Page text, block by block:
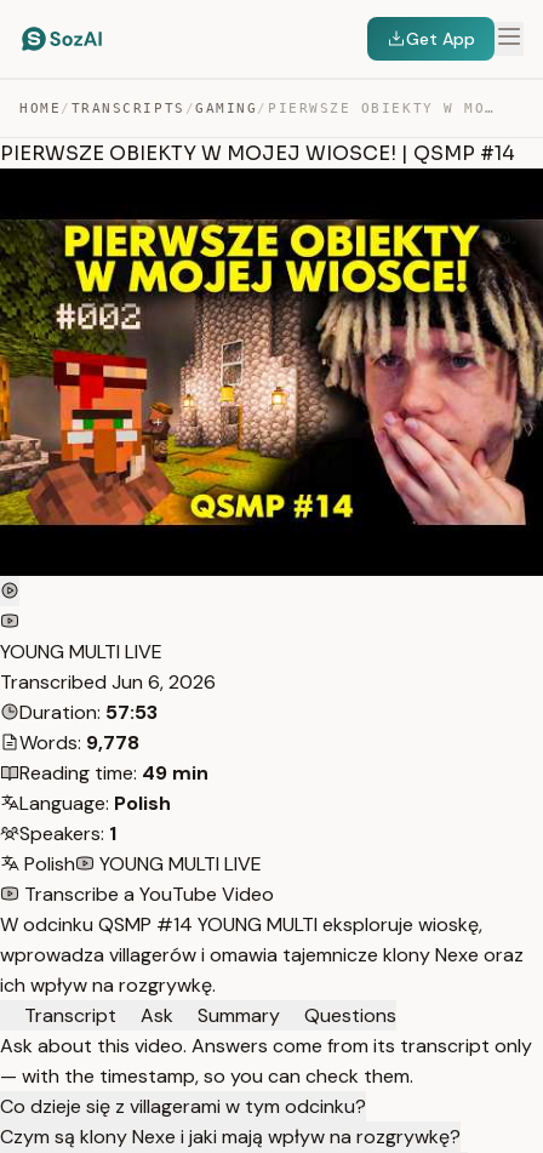
Get App
HOME / TRANSCRIPTS /GAMING / PIERWSZE OBIEKTY W MOJEJ WIOSCE! | QSMP #14 — TRANSCRIPT
PIERWSZE OBIEKTY W MOJEJ WIOSCE! | QSMP #14
YOUNG MULTI LIVE
Transcribed Jun 6, 2026
Duration: 57:53
Words: 9,778
Reading time: 49 min
Language: Polish
Speakers: 1
Polish
YOUNG MULTI LIVE
Transcribe a YouTube Video
W odcinku QSMP #14 YOUNG MULTI eksploruje wioskę,
wprowadza villagerów i omawia tajemnicze klony Nexe oraz
ich wpływ na rozgrywkę.
Transcript
Ask Summary
Questions
Ask about this video. Answers come from its transcript only
— with the timestamp, so you can check them.
Co dzieje się z villagerami w tym odcinku?
Czym są klony Nexe i jaki mają wpływ na rozgrywkę?